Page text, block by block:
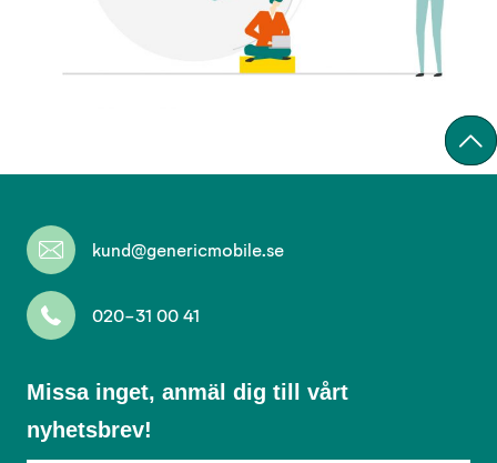
kund@genericmobile.se
020-31 00 41
Missa
anmäl
Missa inget, anmäl dig till vårt
nyhetsbrev!